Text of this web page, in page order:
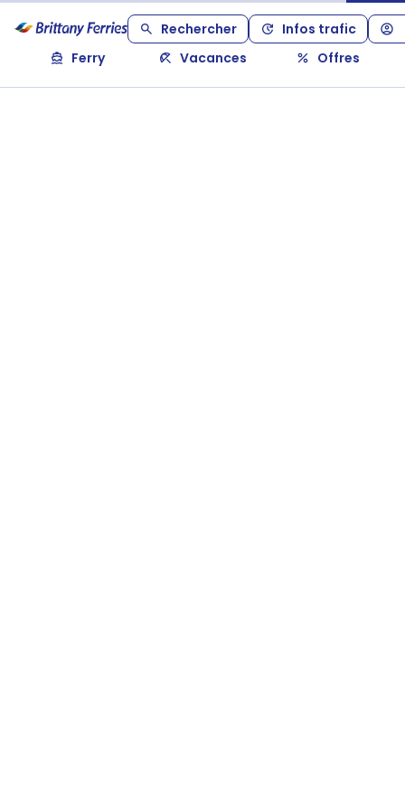
Rechercher
Infos trafic
Ferry
Vacances Offres